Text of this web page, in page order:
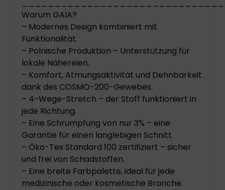
Warum GAIA?
– Modernes Design kombiniert mit
Funktionalität.
– Polnische Produktion – Unterstützung für
lokale Nähereien.
– Komfort, Atmungsaktivität und Dehnbarkeit
dank des COSMO-200-Gewebes.
– 4-Wege-Stretch – der Stoff funktioniert in
jede Richtung.
– Eine Schrumpfung von nur 3% – eine
Garantie für einen langlebigen Schnitt.
– Öko-Tex Standard 100 zertifiziert – sicher
und frei von Schadstoffen.
– Eine breite Farbpalette, ideal für jede
medizinische oder kosmetische Branche.